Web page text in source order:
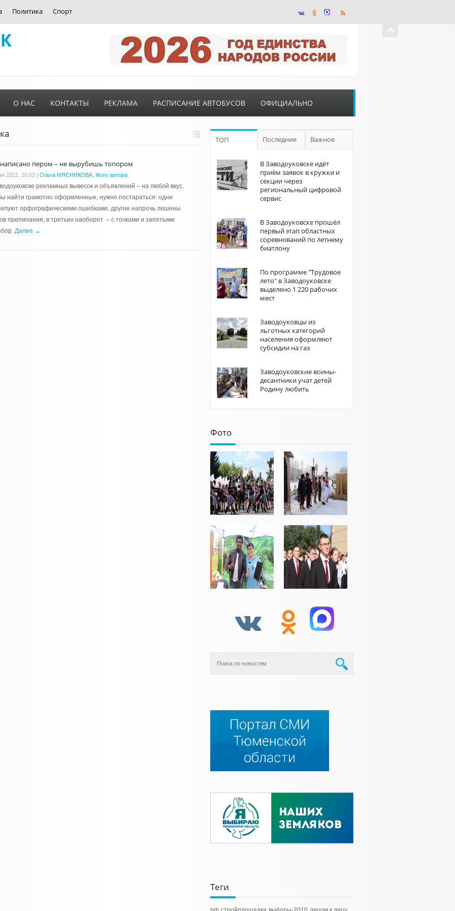
Политика Спорт
О НАС КОНТАКТЫ РЕКЛАМА РАСПИСАНИЕ АВТОБУСОВ ОФИЦИАЛЬНО
пером – не вырубишь топором
2021, 10:52 | Ольга МЯСНИКОВА. Фото автора
рекламных вывесок и объявлений – на любой вкус.
найти грамотно оформленные, нужно постараться: одни
орфографическими ошибками, другие напрочь лишены
препинания, в третьих наоборот – с точками и запятыми
Далее →
ТОП Последние Важное
В Заводоуковске идёт
приём заявок в кружки и
секции через
региональный цифровой
сервис
В Заводоуковске прошёл
первый этап областных
соревнований по летнему
биатлону
По программе "Трудовое
лето" в Заводоуковске
выделено 1 220 рабочих
мест
Заводоуковцы из
льготных категорий
населения оформляют
субсидии на газ
Заводоуковские воины-
десантники учат детей
Родину любить
Фото
Теги